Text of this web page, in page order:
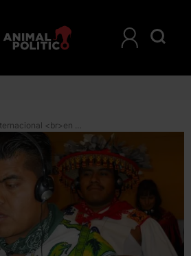
Lanzan campaña internacional <br>en defensa de Wirikuta